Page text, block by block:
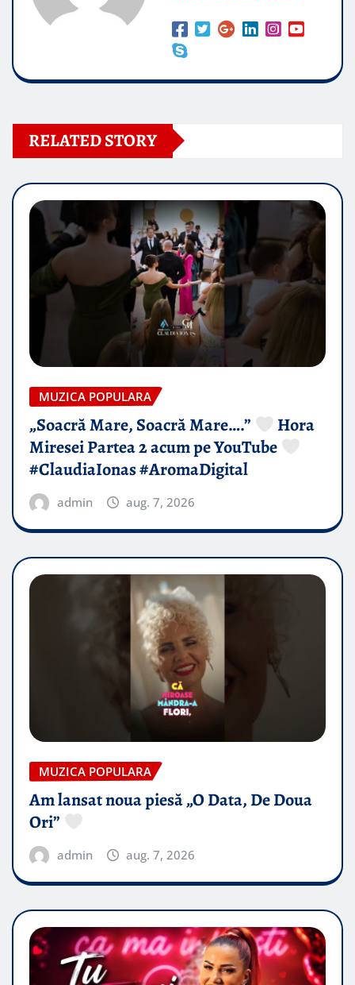
RELATED STORY
MUZICA POPULARA
„Soacră Mare, Soacră Mare….”
Hora
Miresei Partea 2 acum pe YouTube
#ClaudiaIonas #AromaDigital
admin aug. 7, 2026
MUZICA POPULARA
Am lansat noua piesă „O Data, De Doua
Ori”
admin aug. 7, 2026